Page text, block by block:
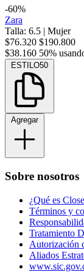
-60%
Zara
Talla: 6.5 | Mujer
$76.320 $190.800
$38.160 50%
ESTILO50
Agregar
Sobre nosotros
¿Qué es
Términos y
Tratamiento
Autorización
Aliados